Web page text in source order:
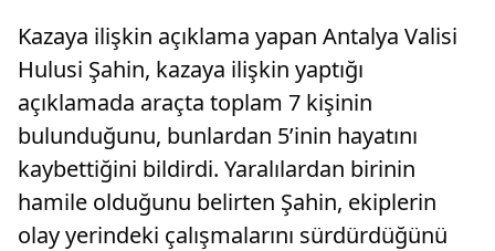
Kazaya ilişkin açıklama yapan Antalya Valisi
Hulusi Şahin, kazaya ilişkin yaptığı
açıklamada araçta toplam 7 kişinin
bulunduğunu, bunlardan 5’inin hayatını
kaybettiğini bildirdi. Yaralılardan birinin
hamile olduğunu belirten Şahin, ekiplerin
olay yerindeki çalışmalarını sürdürdüğünü